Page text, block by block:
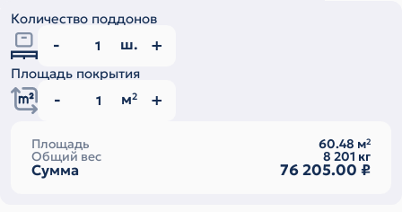
Количество поддонов
ш.
Площадь покрытия
м2
Площадь 60.48 м2
Общий вес 8 201 кг
Сумма 76 205.00 ₽